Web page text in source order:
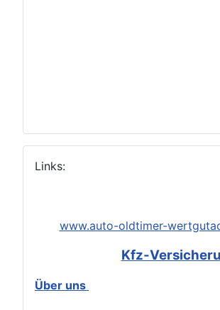
Links:
www.auto-oldtimer-
Kfz-
Über uns